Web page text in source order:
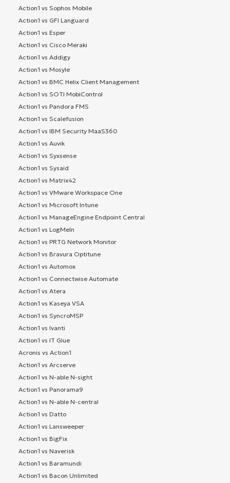
Action1 vs Sophos Mobile
Action1 vs GFI Languard
Action1 vs Esper
Action1 vs Cisco Meraki
Action1 vs Addigy
Action1 vs Mosyle
Action1 vs BMC Helix Client Management
Action1 vs SOTI MobiControl
Action1 vs Pandora FMS
Action1 vs Scalefusion
Action1 vs IBM Security MaaS360
Action1 vs Auvik
Action1 vs Syxsense
Action1 vs Sysaid
Action1 vs Matrix42
Action1 vs VMware Workspace One
Action1 vs Microsoft Intune
Action1 vs ManageEngine Endpoint Central
Action1 vs LogMeIn
Action1 vs PRTG Network Monitor
Action1 vs Bravura Optitune
Action1 vs Automox
Action1 vs Connectwise Automate
Action1 vs Atera
Action1 vs Kaseya VSA
Action1 vs SyncroMSP
Action1 vs Ivanti
Action1 vs IT Glue
Acronis vs Action1
Action1 vs Arcserve
Action1 vs N-able N-sight
Action1 vs Panorama9
Action1 vs N-able N-central
Action1 vs Datto
Action1 vs Lansweeper
Action1 vs BigFix
Action1 vs Naverisk
Action1 vs Baramundi
Action1 vs Bacon Unlimited